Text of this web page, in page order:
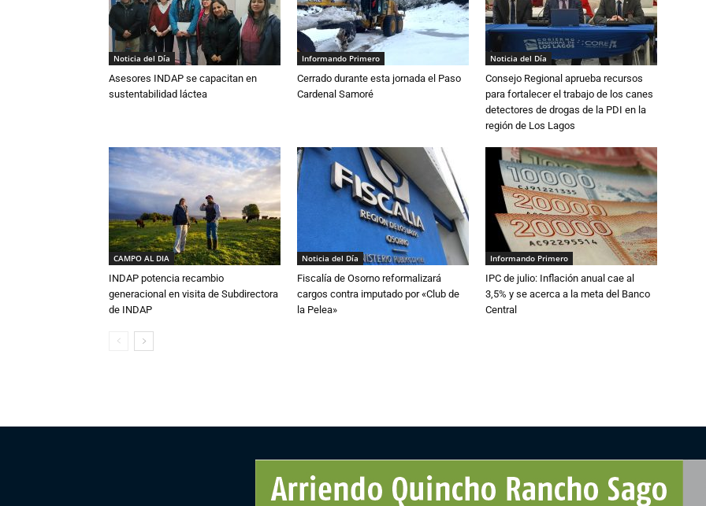
Noticia del Día
Asesores INDAP se capacitan en
sustentabilidad láctea
Informando Primero
Cerrado durante esta jornada el Paso
Cardenal Samoré
Noticia del Día
Consejo Regional aprueba recursos
para fortalecer el trabajo de los canes
detectores de drogas de la PDI en la
región de Los Lagos
CAMPO AL DIA
INDAP potencia recambio
generacional en visita de Subdirectora
de INDAP
Noticia del Día
Fiscalía de Osorno reformalizará
cargos contra imputado por «Club de
la Pelea»
Informando Primero
IPC de julio: Inflación anual cae al
3,5% y se acerca a la meta del Banco
Central